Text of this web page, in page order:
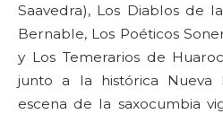
Saavedra), Los Diablos de
Bernable, Los Poéticos
y Los Temerarios de
junto a la histórica Nueva
escena de la saxocumbia